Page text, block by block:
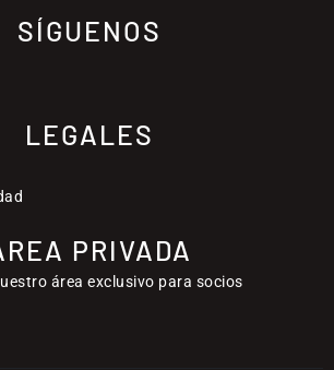
SÍGUENOS
LEGALES
PRIVADA
área exclusivo para socios